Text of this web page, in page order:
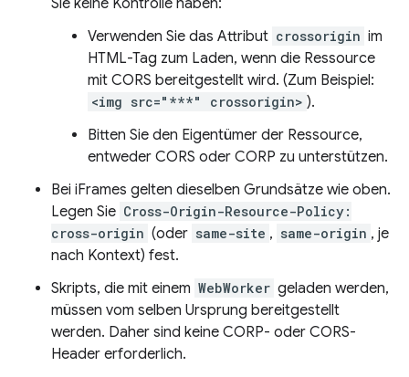
Sie keine Kontrolle haben:
Verwenden Sie das Attribut crossorigin im
HTML-Tag zum Laden, wenn die Ressource
mit CORS bereitgestellt wird. (Zum Beispiel:
<img src="***" crossorigin> ).
Bitten Sie den Eigentümer der Ressource,
entweder CORS oder CORP zu unterstützen.
Bei iFrames gelten dieselben Grundsätze wie oben.
Legen Sie Cross-Origin-Resource-Policy:
cross-origin (oder same-site , same-origin , je
nach Kontext) fest.
Skripts, die mit einem WebWorker geladen werden,
müssen vom selben Ursprung bereitgestellt
werden. Daher sind keine CORP- oder CORS-
Header erforderlich.